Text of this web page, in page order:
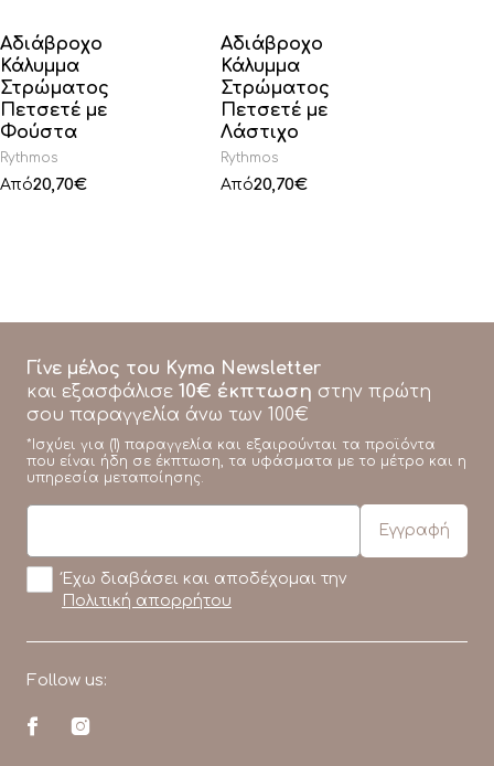
Αδιάβροχο
Κάλυμμα
Στρώματος
Πετσετέ με
Φούστα
Rythmos
Από20,70€
Αδιάβροχο
Κάλυμμα
Στρώματος
Πετσετέ με
Λάστιχο
Rythmos
Από20,70€
Γίνε μέλος του Kyma Newsletter
και εξασφάλισε 10€ έκπτωση στην πρώτη
σου παραγγελία άνω των 100€
*Ισχύει για (1) παραγγελία και εξαιρούνται τα προϊόντα
που είναι ήδη σε έκπτωση, τα υφάσματα με το μέτρο και η
υπηρεσία μεταποίησης.
Έχω διαβάσει και αποδέχομαι την
Πολιτική απορρήτου
Follow us: